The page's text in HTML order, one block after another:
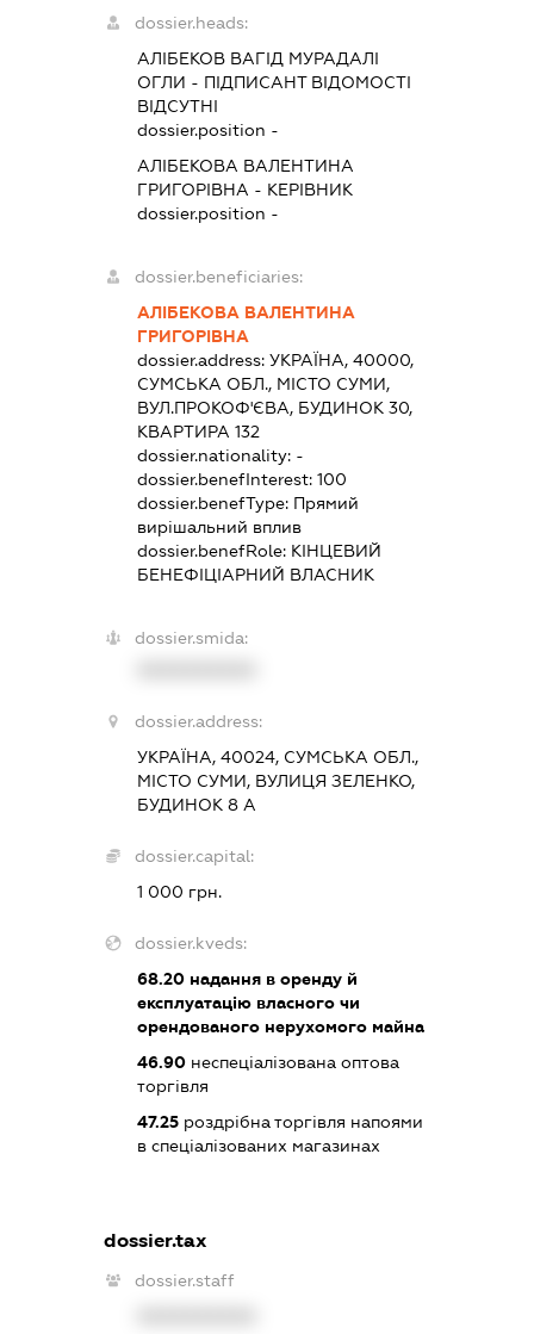
dossier.heads:
АЛІБЕКОВ ВАГІД МУРАДАЛІ
ОГЛИ - ПІДПИСАНТВІДОМОСТІ
ВІДСУТНІ
dossier.position -
АЛІБЕКОВА ВАЛЕНТИНА
ГРИГОРІВНА - КЕРІВНИК
dossier.position -
dossier.beneficiaries:
АЛІБЕКОВА ВАЛЕНТИНА
ГРИГОРІВНА
dossier.address:УКРАЇНА, 40000,
СУМСЬКА ОБЛ., МІСТО СУМИ,
ВУЛ.ПРОКОФ'ЄВА, БУДИНОК 30,
КВАРТИРА 132
dossier.nationality: -
dossier.benefInterest:100
dossier.benefType: Прямий
вирішальний вплив
dossier.benefRole: КІНЦЕВИЙ
БЕНЕФІЦІАРНИЙ ВЛАСНИК
dossier.smida:
dossier.address:
УКРАЇНА, 40024, СУМСЬКА ОБЛ.,
МІСТО СУМИ, ВУЛИЦЯ ЗЕЛЕНКО,
БУДИНОК 8 А
dossier.capital:
1 000 грн.
dossier.kveds:
68.20 надання в оренду й
експлуатацію власного чи
орендованого нерухомого майна
46.90 неспеціалізована оптова
торгівля
47.25 роздрібна торгівля напоями
в спеціалізованих магазинах
dossier.tax
dossier.staff